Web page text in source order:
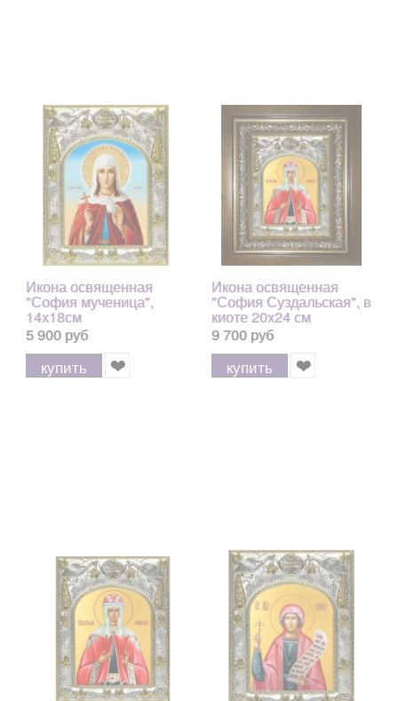
Икона освященная
"София мученица",
14х18см
5 900 руб
купить
Икона освященная
"София Суздальская", в
киоте 20x24 см
9 700 руб
купить